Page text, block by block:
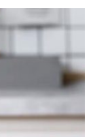
variants.
The
chosen